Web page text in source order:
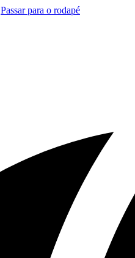
Passar para o rodapé